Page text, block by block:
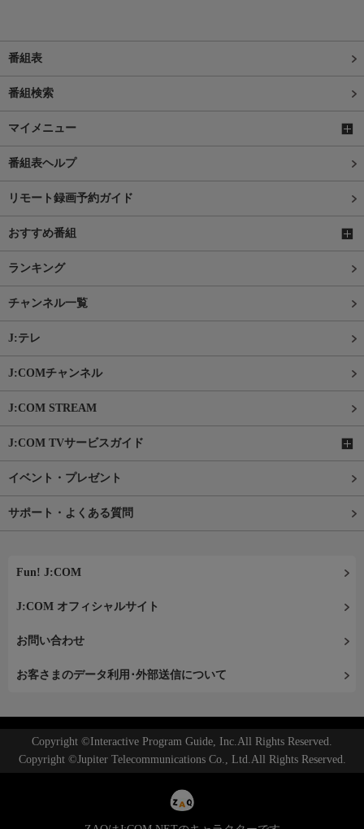
番組表
番組検索
マイメニュー
番組表ヘルプ
リモート録画予約ガイド
おすすめ番組
ランキング
チャンネル一覧
J:テレ
J:COMチャンネル
J:COM STREAM
J:COM TVサービスガイド
イベント・プレゼント
サポート・よくある質問
Fun! J:COM
J:COM オフィシャルサイト
お問い合わせ
お客さまのデータ利用･外部送信について
Copyright ©Interactive Program Guide, Inc.All Rights Reserved.
Copyright ©Jupiter Telecommunications Co., Ltd.All Rights Reserved.